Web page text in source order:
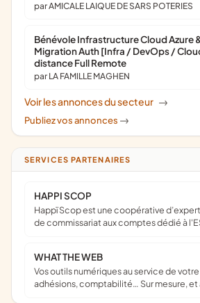
par AMICALE LAIQUE DE SARS POTERIES
Bénévole Infrastructure Cloud Azure
Migration Auth [Infra / DevOps /
distance Full Remote
par LA FAMILLE MAGHEN
Voir les annonces du secteur ->
Publiez vos annonces ->
SERVICES PARTENAIRES
HAPPI SCOP
Happï Scop est une coopérative d’expertise comptable &
de commissariat aux comptes dédié à
WHAT THE WEB
Vos outils numériques au service de votre mission : site web,
adhésions, comptabilité… Sur mesure, et